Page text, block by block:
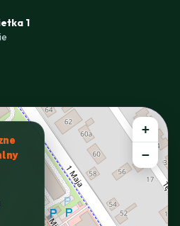
1
+
−